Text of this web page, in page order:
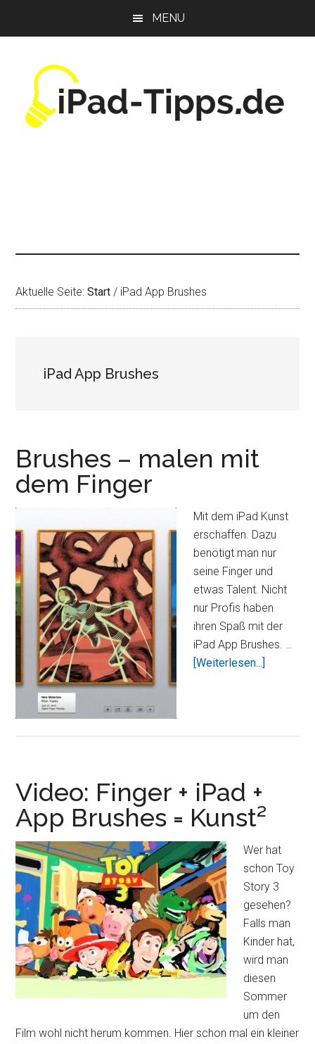
MENU
Aktuelle Seite:Start / iPad App Brushes
iPad App Brushes
Brushes – malen mit
dem Finger
Mit dem iPad Kunst
erschaffen. Dazu
benötigt man nur
seine Finger und
etwas Talent. Nicht
nur Profis haben
ihren Spaß mit der
iPad App Brushes. …
[Weiterlesen...]
Video: Finger + iPad +
App Brushes = Kunst²
Wer hat
schon Toy
Story 3
gesehen?
Falls man
Kinder hat,
wird man
diesen
Sommer
um den
Film wohl nicht herum kommen. Hier schon mal ein kleiner